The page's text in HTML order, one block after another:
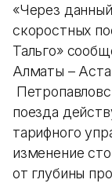
«Через
скоростных
Тальго»
Алматы –
поезда
тарифного
изменение
от глубины